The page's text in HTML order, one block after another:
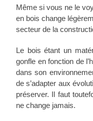
Même si vous ne le
en bois change
secteur de la
Le bois étant un
gonfle en fonction de
dans son
de s’adapter aux
préserver. Il faut
ne change jamais.